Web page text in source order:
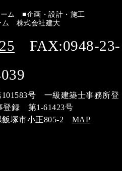
ム ■企画・設計・施工
ム 株式会社建大
FAX:0948-23-
101583号 一級建築士事務所登
録 第1-61423号
塚市小正805-2 MAP